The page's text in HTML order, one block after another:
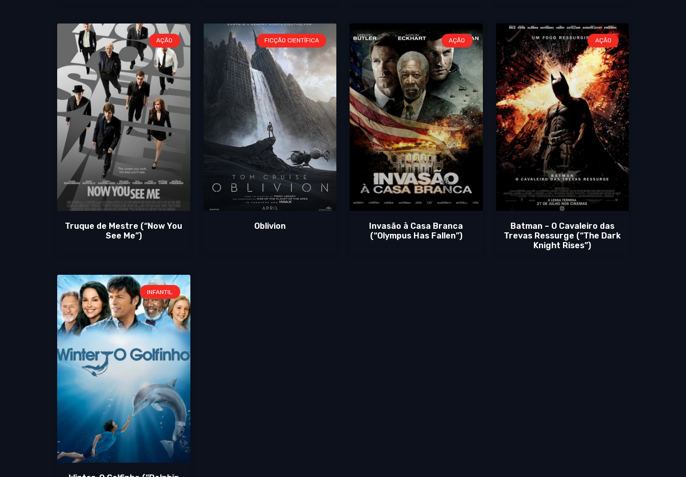
AÇÃO
Truque de Mestre (“Now You
See Me”)
FICÇÃO CIENTÍFICA
Oblivion
AÇÃO
Invasão à Casa Branca
(“Olympus Has Fallen”)
AÇÃO
Batman – O Cavaleiro das
Trevas Ressurge (“The Dark
Knight Rises”)
INFANTIL